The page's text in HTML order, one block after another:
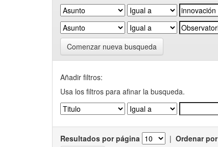
Comenzar nueva busqueda
Añadir filtros:
Usa los filtros para afinar la busqueda.
Resultados por página | Ordenar por